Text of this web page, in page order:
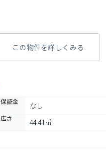
この物件を詳しくみる
保証金 なし
広さ 44.41㎡